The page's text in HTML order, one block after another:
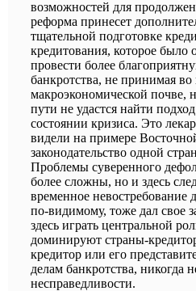
возможностей для
реформа принесет
тщательной подготовке
кредитования, которое
провести более
банкротства, не принимая
макроэкономической почве,
пути не удастся найти
состоянии кризиса. Это
видели на примере
законодательство одной
Проблемы суверенного
более сложны, но и здесь
временное
по-видимому, тоже дал свое
здесь играть центральной
доминируют страны-
кредитор или его
делам банкротства, никогда
несправедливости.